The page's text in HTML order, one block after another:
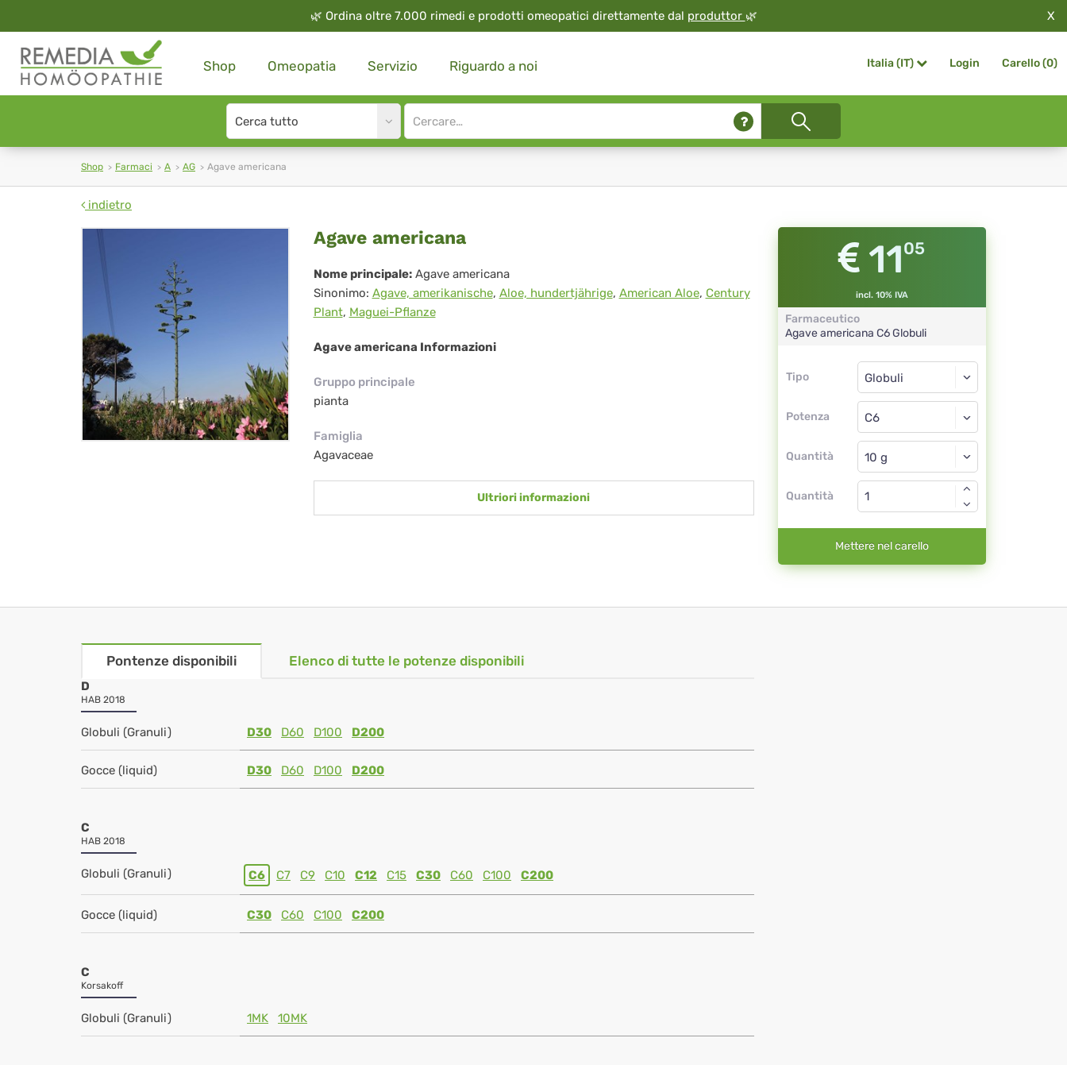
🌿 Ordina oltre 7.000 rimedi e prodotti omeopatici direttamente dal produttor 🌿 X
Shop Omeopatia Servizio Riguardo a noi Italia (IT) Login Carello (0)
Search
type
Site
search
Shop Farmaci A AG Agave americana
indietro
Agave
americana
Agave americana
Nome principale: Agave americana
Sinonimo: Agave, amerikanische, Aloe, hundertjährige, American Aloe, Century
Plant, Maguei-Pflanze
Agave americana Informazioni
Gruppo principale
pianta
Famiglia
Agavaceae
Ultriori informazioni
1105
incl. 10% IVA
Farmaceutico
Agave americana C6 Globuli
Tipo
Tipo
Potenza
Globuli
C6
Quantità
Globuli
Quantità
Mettere nel carello
Pontenze disponibili Elenco di tutte le potenze disponibili
D
HAB 2018
Globuli (Granuli) D30 D60 D100 D200
Gocce (liquid) D30 D60 D100 D200
C
HAB 2018
Globuli (Granuli) C6 C7 C9 C10 C12 C15 C30 C60 C100 C200
Gocce (liquid) C30 C60 C100 C200
C
Korsakoff
Globuli (Granuli) 1MK 10MK